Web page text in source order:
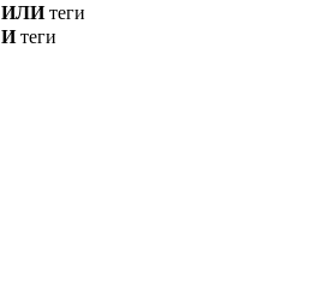
ИЛИтеги
Итеги